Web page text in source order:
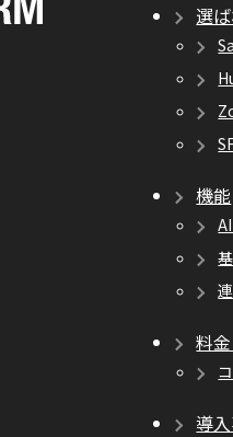
選
機能
料
導